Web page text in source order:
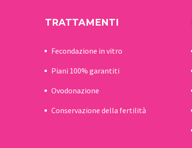
TRATTAMENTI
Fecondazione in vitro
Piani 100% garantiti
Ovodonazione
Conservazione della fertilità